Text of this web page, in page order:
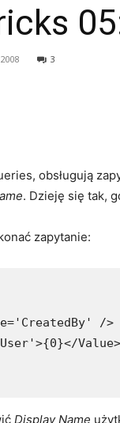
3
obsługują
. Dzieję się tak,
zapytanie:
/>
Value>
Display Name